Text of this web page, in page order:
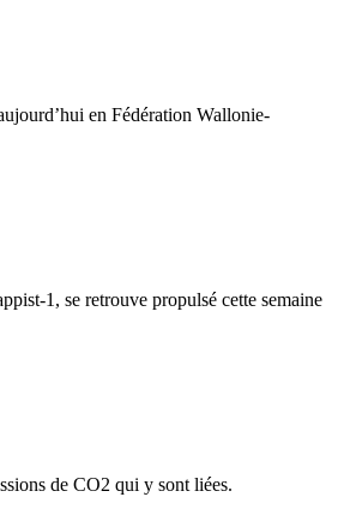
en Fédération Wallonie-
1, se retrouve propulsé cette semaine
de CO2 qui y sont liées.